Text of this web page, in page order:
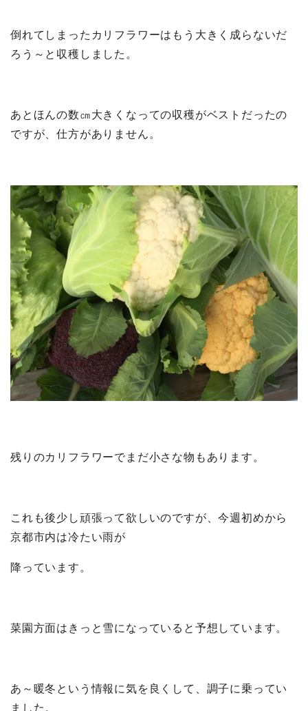
倒れてしまったカリフラワーはもう大きく成らないだ
ろう～と収穫しました。
あとほんの数㎝大きくなっての収穫がベストだったの
ですが、仕方がありません。
残りのカリフラワーでまだ小さな物もあります。
これも後少し頑張って欲しいのですが、今週初めから
京都市内は冷たい雨が
降っています。
菜園方面はきっと雪になっていると予想しています。
あ～暖冬という情報に気を良くして、調子に乗ってい
ました。